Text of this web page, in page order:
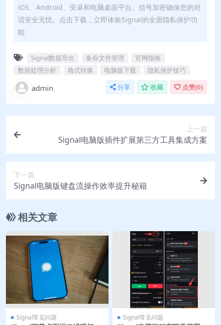
iOS、Android、安卓和电脑桌面平台。信号加密确保您的对
话安全无忧。点击下载，立即体验Signal的全面隐私保护功
能
Signal数据导出 备份文件管理
官网指南
数据处理分析
格式转换 电脑版下载 隐私保护技巧
admin 分享 收藏 点赞(0)
上一篇
Signal电脑版插件扩展第三方工具集成方案
下一篇
Signal电脑版键盘流操作效率提升秘籍
相关文章
Signal常见问题 Signal常见问题